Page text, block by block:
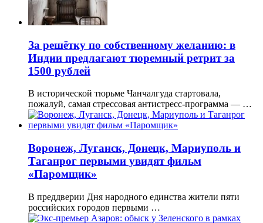
За решётку по собственному желанию: в
Индии предлагают тюремный ретрит за
1500 рублей
В исторической тюрьме Чанчалгуда стартовала,
пожалуй, самая стрессовая антистресс-программа — …
Воронеж, Луганск, Донецк, Мариуполь и
Таганрог первыми увидят фильм
«Паромщик»
В преддверии Дня народного единства жители пяти
российских городов первыми …